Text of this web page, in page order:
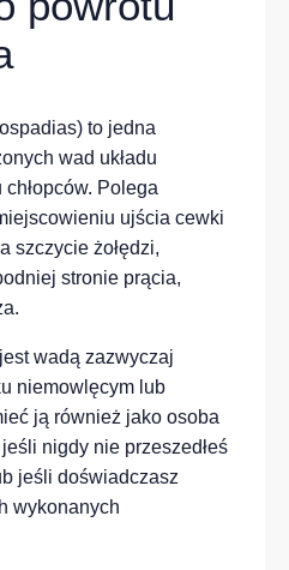
to jedna
wad układu
Polega
ujścia cewki
szczycie żołędzi,
stronie prącia,
wadą zazwyczaj
niemowlęcym lub
ją również jako osoba
nigdy nie przeszedłeś
jeśli doświadczasz
wykonanych